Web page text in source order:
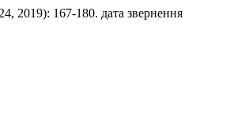
2019): 167-180. дата звернення